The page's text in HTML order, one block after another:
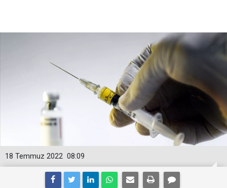
08:09
18 Temmuz 2022